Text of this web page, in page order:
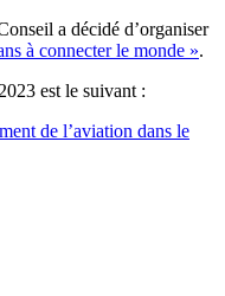
a décidé d’organiser
à connecter le monde ».
est le suivant :
de l’aviation dans le